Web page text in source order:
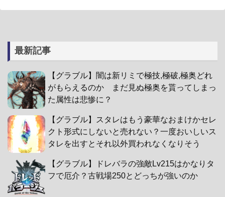
最新記事
【グラブル】闇は新リミで極技,極破,極奥どれ
がもらえるのか まだ見ぬ極奥を貰ってしまっ
た属性は悲惨に？
【グラブル】スタレはもう豪華なおまけかセレ
クト形式にしないと売れない？一度おいしいス
タレを出すとそれ以外買われなくなりそう
【グラブル】ドレバラの強敵Lv215はかなりタ
フで厄介？古戦場250とどっちが強いのか